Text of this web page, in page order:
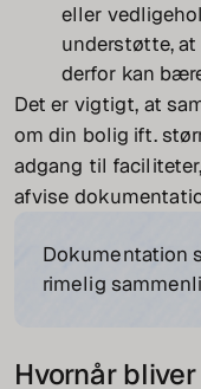
eller
understøtte,
derfor kan
Det er vigtigt, at
om din bolig ift.
adgang til
afvise
Dokumentation
rimelig
Hvornår